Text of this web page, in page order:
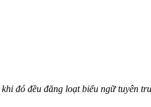
đó đều đăng loạt biểu ngữ tuyên